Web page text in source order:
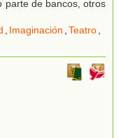
parte de bancos, otros
Imaginación Teatro